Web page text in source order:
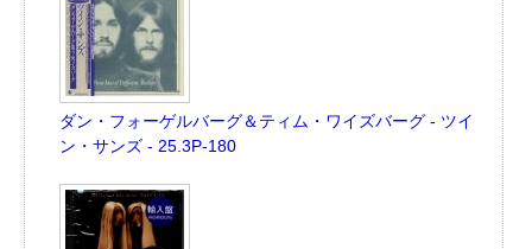
ダン・フォーゲルバーグ＆ティム・ワイズバーグ - ツイ
ン・サンズ - 25.3P-180